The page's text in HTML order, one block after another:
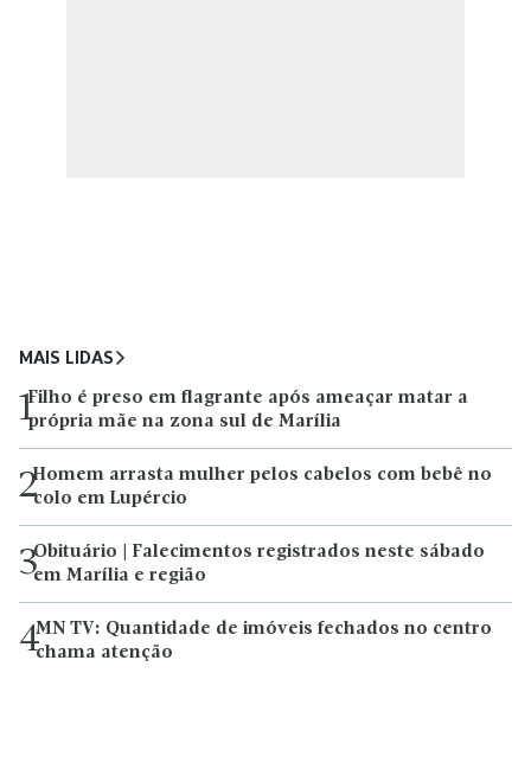
MAIS LIDAS
1Filho é preso em flagrante após ameaçar matar a
própria mãe na zona sul de Marília
2Homem arrasta mulher pelos cabelos com bebê no
colo em Lupércio
3Obituário | Falecimentos registrados neste sábado
em Marília e região
4MN TV: Quantidade de imóveis fechados no centro
chama atenção